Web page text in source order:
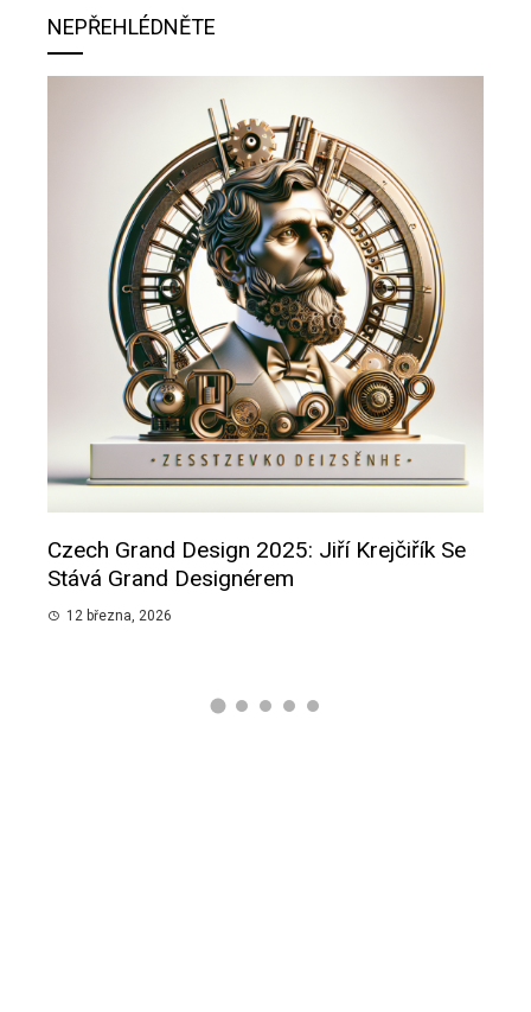
NEPŘEHLÉDNĚTE
Czech Grand Design 2025: Jiří Krejčiřík Se
Stává Grand Designérem
12 března, 2026